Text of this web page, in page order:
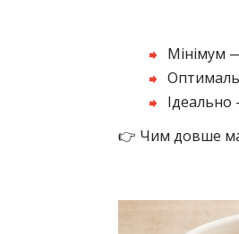
Мінімум
Ідеально
👉 Чим довше